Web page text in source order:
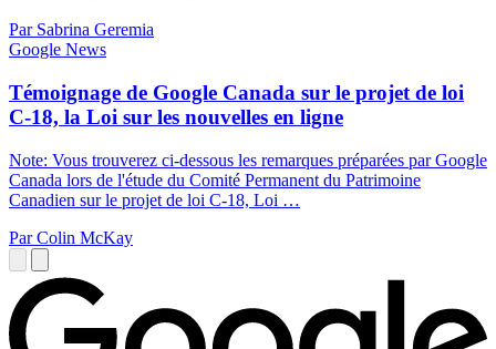
Par Sabrina Geremia
Google News
Témoignage de Google Canada sur le projet de loi
C-18, la Loi sur les nouvelles en ligne
Note: Vous trouverez ci-dessous les remarques préparées par Google
Canada lors de l'étude du Comité Permanent du Patrimoine
Canadien sur le projet de loi C-18, Loi …
Par Colin McKay